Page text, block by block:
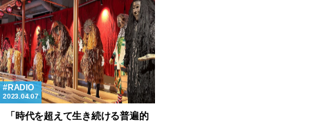
RADIO
2023.04.07
「時代を超えて生き続ける普遍的